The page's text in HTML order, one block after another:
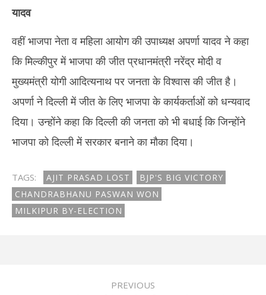
यादव
वहीं भाजपा नेता व महिला आयोग की उपाध्यक्ष अपर्णा यादव ने कहा
कि मिल्कीपुर में भाजपा की जीत प्रधानमंत्री नरेंद्र मोदी व
मुख्यमंत्री योगी आदित्यनाथ पर जनता के विश्वास की जीत है।
अपर्णा ने दिल्ली में जीत के लिए भाजपा के कार्यकर्ताओं को धन्यवाद
दिया। उन्होंने कहा कि दिल्ली की जनता को भी बधाई कि जिन्होंने
भाजपा को दिल्ली में सरकार बनाने का मौका दिया।
TAGS: AJIT PRASAD LOST
BJP'S BIG VICTORY
CHANDRABHANU PASWAN WON
MILKIPUR BY-ELECTION
PREVIOUS